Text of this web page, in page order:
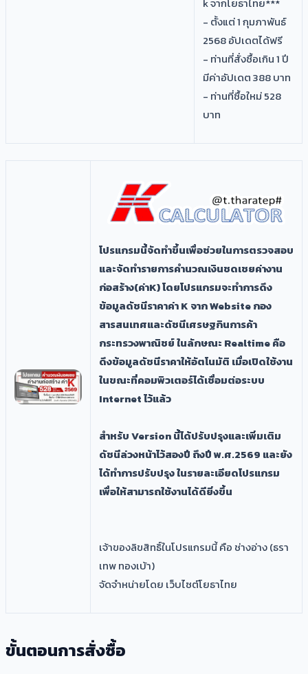
k จากโยธาไทย***
- ตั้งแต่ 1 กุมภาพันธ์
2568 อัปเดตได้ฟรี
- ท่านที่สั่งซื้อเกิน 1 ปี
มีค่าอัปเดต 388 บาท
- ท่านที่ซื้อใหม่ 528
บาท
โปรแกรมนี้จัดทำขึ้นเพื่อช่วยในการตรวจสอบ
และจัดทำรายการคำนวณเงินชดเชยค่างาน
ก่อสร้าง(ค่าK) โดยโปรแกรมจะทำการดึง
ข้อมูลดัชนีราคาค่า K จาก Website กอง
สารสนเทศและดัชนีเศรษฐกินการค้า
กระทรวงพาณิชย์ ในลักษณะ Realtime คือ
ดึงข้อมูลดัชนีราคาให้อัตโนมัติ เมื่อเปิดใช้งาน
ในขณะที่คอมพิวเตอร์ได้เชื่อมต่อระบบ
Internet ไว้แล้ว
สำหรับ Version นี้ได้ปรับปรุงและเพิ่มเติม
ดัชนีล่วงหน้าไว้สองปี ถึงปี พ.ศ.2569 และยัง
ได้ทำการปรับปรุง ในรายละเอียดโปรแกรม
เพื่อให้สามารถใช้งานได้ดียิ่งขึ้น
เจ้าของลิขสิทธิ์ในโปรแกรมนี้ คือ ช่างอ่าง (ธรา
เทพ ทองเบ้า)
จัดจำหน่ายโดย เว็บไซต์โยธาไทย
ขั้นตอนการสั่งซื้อ